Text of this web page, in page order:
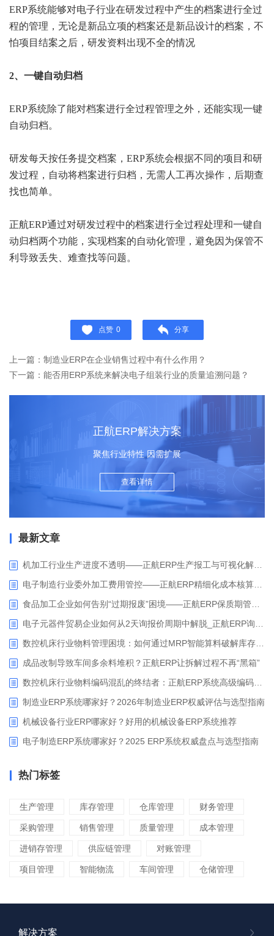
ERP系统能够对电子行业在研发过程中产生的档案进行全过
程的管理，无论是新品立项的档案还是新品设计的档案，不
怕项目结案之后，研发资料出现不全的情况
2、一键自动归档
ERP系统除了能对档案进行全过程管理之外，还能实现一键
自动归档。
研发每天按任务提交档案，ERP系统会根据不同的项目和研
发过程，自动将档案进行归档，无需人工再次操作，后期查
找也简单。
正航ERP通过对研发过程中的档案进行全过程处理和一键自
动归档两个功能，实现档案的自动化管理，避免因为保管不
利导致丢失、难查找等问题。
点赞 0 分享
上一篇：制造业ERP在企业销售过程中有什么作用？
下一篇：能否用ERP系统来解决电子组装行业的质量追溯问题？
正航ERP解决方案
聚焦行业特性 因需扩展
查看详情
最新文章
成品改制导致车间多余料堆积？正航ERP让拆解过程不再“黑箱”
制造业ERP系统哪家好？2026年制造业ERP权威评估与选型指南
机械设备行业ERP哪家好？好用的机械设备ERP系统推荐
电子制造ERP系统哪家好？2025 ERP系统权威盘点与选型指南
热门标签
生产管理 库存管理 仓库管理 财务管理
采购管理 销售管理 质量管理 成本管理
进销存管理 供应链管理 对账管理
项目管理 智能物流 车间管理 仓储管理
解决方案